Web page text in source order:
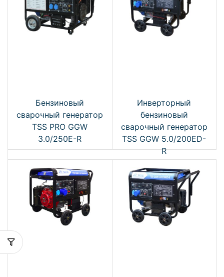
Бензиновый
сварочный генератор
TSS PRO GGW
3.0/250E-R
Инверторный
бензиновый
сварочный генератор
TSS GGW 5.0/200ED-
R